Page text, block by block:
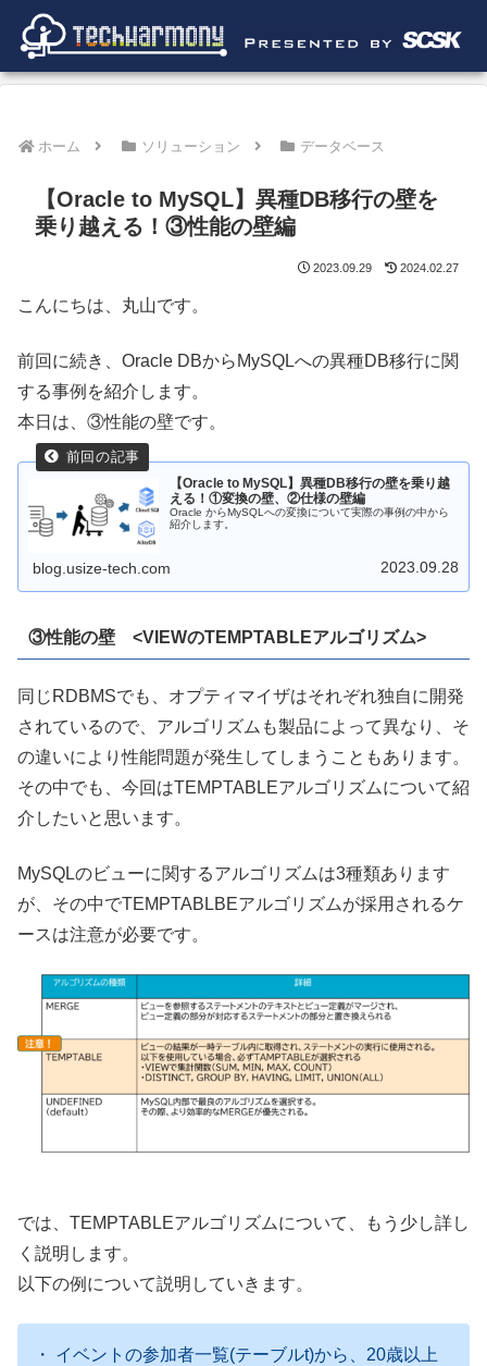
ホーム ソリューション データベース
【Oracle to MySQL】異種DB移行の壁を
乗り越える！③性能の壁編
2023.09.29 2024.02.27
こんにちは、丸山です。
前回に続き、Oracle DBからMySQLへの異種DB移行に関
する事例を紹介します。
本日は、③性能の壁です。
【Oracle to MySQL】異種DB移行の壁を乗り越
える！①変換の壁、②仕様の壁編
Oracle からMySQLへの変換について実際の事例の中から
紹介します。
blog.usize-tech.com 2023.09.28
③性能の壁 <VIEWのTEMPTABLEアルゴリズム>
同じRDBMSでも、オプティマイザはそれぞれ独自に開発
されているので、アルゴリズムも製品によって異なり、そ
の違いにより性能問題が発生してしまうこともあります。
その中でも、今回はTEMPTABLEアルゴリズムについて紹
介したいと思います。
MySQLのビューに関するアルゴリズムは3種類あります
が、その中でTEMPTABLBEアルゴリズムが採用されるケ
ースは注意が必要です。
では、TEMPTABLEアルゴリズムについて、もう少し詳し
く説明します。
以下の例について説明していきます。
・ イベントの参加者一覧(テーブルt)から、20歳以上